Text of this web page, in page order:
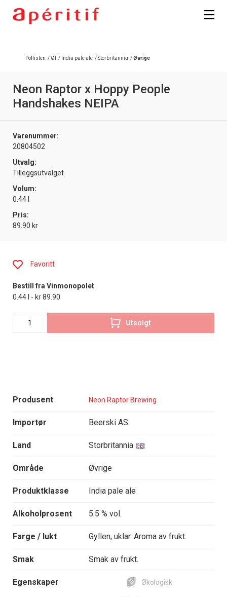
Pollisten / Øl / India pale ale /Storbritannia /Øvrige
Neon Raptor x Hoppy People
Handshakes NEIPA
Varenummer:
20804502
Utvalg:
Tilleggsutvalget
Volum:
0.44 l
Pris:
89.90 kr
Produsent Neon Raptor Brewing
Importør Beerski AS
Land Storbritannia
Område Øvrige
Produktklasse India pale ale
Alkoholprosent 5.5 % vol.
Farge / lukt Gyllen, uklar. Aroma av frukt.
Smak Smak av frukt.
Egenskaper Økologisk
Favoritt
Bestill fra Vinmonopolet
0.44 l - kr 89.90
Utsolgt